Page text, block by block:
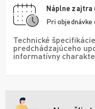
Náplne zajtra
Pri objednávke
Technické
predchádzajúceho
informatívny